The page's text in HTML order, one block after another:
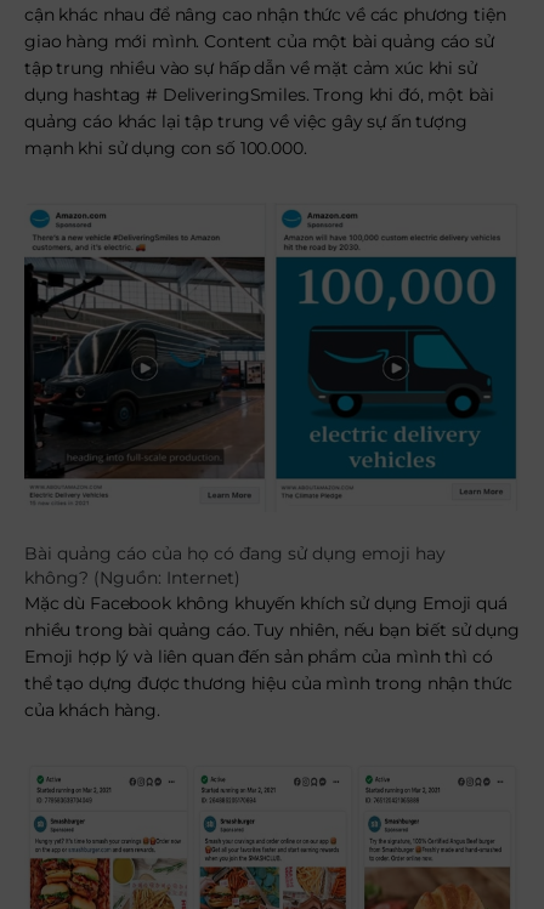
cận khác nhau để nâng cao nhận thức về các phương tiện
giao hàng mới mình. Content của một bài quảng cáo sử
tập trung nhiều vào sự hấp dẫn về mặt cảm xúc khi sử
dụng hashtag # DeliveringSmiles. Trong khi đó, một bài
quảng cáo khác lại tập trung về việc gây sự ấn tượng
mạnh khi sử dụng con số 100.000.
Bài quảng cáo của họ có đang sử dụng emoji hay
không? (Nguồn: Internet)
Mặc dù Facebook không khuyến khích sử dụng Emoji quá
nhiều trong bài quảng cáo. Tuy nhiên, nếu bạn biết sử dụng
Emoji hợp lý và liên quan đến sản phẩm của mình thì có
thể tạo dựng được thương hiệu của mình trong nhận thức
của khách hàng.